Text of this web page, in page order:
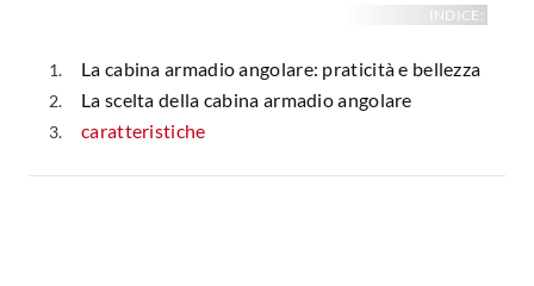
INDICE:
La cabina armadio angolare: praticità e bellezza
La scelta della cabina armadio angolare
caratteristiche